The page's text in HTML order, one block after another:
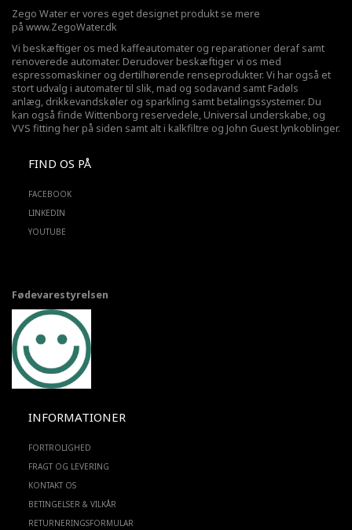
Zego Water er vores eget designet produkt se mere
på www.ZegoWater.dk
Vi beskæftiger os med kaffeautomater og reparationer deraf samt
renoverede automater. Derudover beskæftiger vi os med
espressomaskiner og dertilhørende renseprodukter. Vi har også et
stort udvalg i automater til slik, mad og sodavand samt Fadøls
anlæg, drikkevandskøler og sparkling samt betalingssystemer. Du
kan også finde Wittenborg reservedele, Universal underskabe, og
VVS fitting her på siden samt alt i kalkfiltre og John Guest lynkoblinger.
FIND OS PÅ
FACEBOOK
LINKEDIN
YOUTUBE
Fødevarestyrelsen
INFORMATIONER
FORTROLIGHED
FRAGT OG LEVERING
KONTAKT OS
BETINGELSER & VILKÅR
RETURNERINGSFORMULAR